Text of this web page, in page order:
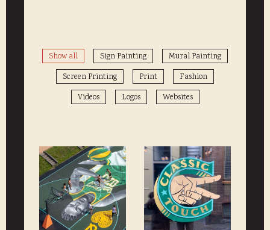
Show all Sign Painting
Mural Painting
Screen Printing
Print
Fashion
Videos
Logos Websites